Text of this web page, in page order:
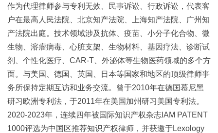
作为代理律师参与专利无效、民事诉讼、行政诉讼，代表客
户在最高人民法院、北京知产法院、上海知产法院、广州知
产法院出庭。技术领域涉及抗体、疫苗、小分子化合物、微
生物、溶瘤病毒、心脏支架、生物材料、基因疗法、诊断试
剂、个性化医疗、CAR-T、外泌体等生物医药领域的多个方
面。与美国、德国、英国、日本等国家和地区的顶级律师事
务所保持定期互访和业务交流。曾于2010年在德国慕尼黑
研习欧洲专利法，于2011年在美国加州研习美国专利法。
2020-2023年，连续四年被国际知识产权杂志IAM PATENT
1000评选为中国区推荐知识产权律师，并获邀于Lexology